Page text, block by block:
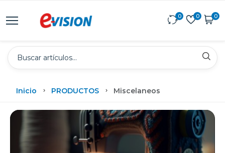
0 0 0
Inicio PRODUCTOS Miscelaneos